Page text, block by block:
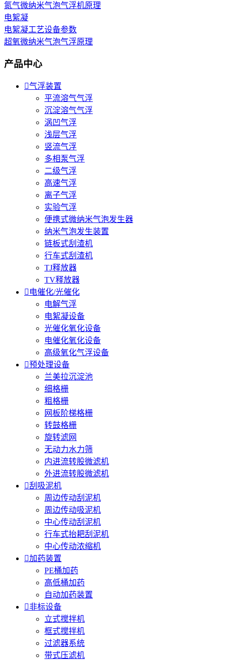
氮气微纳米气泡气浮机原理
电絮凝
电絮凝工艺设备参数
超氧微纳米气泡气浮原理
产品中心
气浮装置
平流溶气气浮
沉淀溶气气浮
涡凹气浮
浅层气浮
竖流气浮
多相泵气浮
二级气浮
高速气浮
离子气浮
实验气浮
便携式微纳米气泡发生器
纳米气泡发生装置
链板式刮渣机
行车式刮渣机
TJ释放器
TV释放器
 电催化/光催化
电解气浮
电絮凝设备
光催化氧化设备
电催化氧化设备
高级氧化气浮设备
预处理设备
兰美拉沉淀池
细格栅
粗格栅
网板阶梯格栅
转鼓格栅
旋转滤网
无动力水力筛
内进流转股微滤机
外进流转股微滤机
刮吸泥机
周边传动刮泥机
周边传动吸泥机
中心传动刮泥机
行车式抬耙刮泥机
中心传动浓缩机
加药装置
PE桶加药
高低桶加药
自动加药装置
非标设备
立式搅拌机
框式搅拌机
过滤器系统
带式压滤机